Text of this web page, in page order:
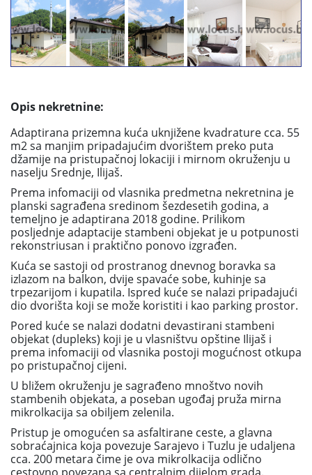
Opis nekretnine:
Adaptirana prizemna kuća uknjižene kvadrature cca. 55
m2 sa manjim pripadajućim dvorištem preko puta
džamije na pristupačnoj lokaciji i mirnom okruženju u
naselju Srednje, Ilijaš.
Prema infomaciji od vlasnika predmetna nekretnina je
planski sagrađena sredinom šezdesetih godina, a
temeljno je adaptirana 2018 godine. Prilikom
posljednje adaptacije stambeni objekat je u potpunosti
rekonstriusan i praktično ponovo izgrađen.
Kuća se sastoji od prostranog dnevnog boravka sa
izlazom na balkon, dvije spavaće sobe, kuhinje sa
trpezarijom i kupatila. Ispred kuće se nalazi pripadajući
dio dvorišta koji se može koristiti i kao parking prostor.
Pored kuće se nalazi dodatni devastirani stambeni
objekat (dupleks) koji je u vlasništvu opštine Ilijaš i
prema infomaciji od vlasnika postoji mogućnost otkupa
po pristupačnoj cijeni.
U bližem okruženju je sagrađeno mnoštvo novih
stambenih objekata, a poseban ugođaj pruža mirna
mikrolkacija sa obiljem zelenila.
Pristup je omogućen sa asfaltirane ceste, a glavna
sobraćajnica koja povezuje Sarajevo i Tuzlu je udaljena
cca. 200 metara čime je ova mikrolkacija odlično